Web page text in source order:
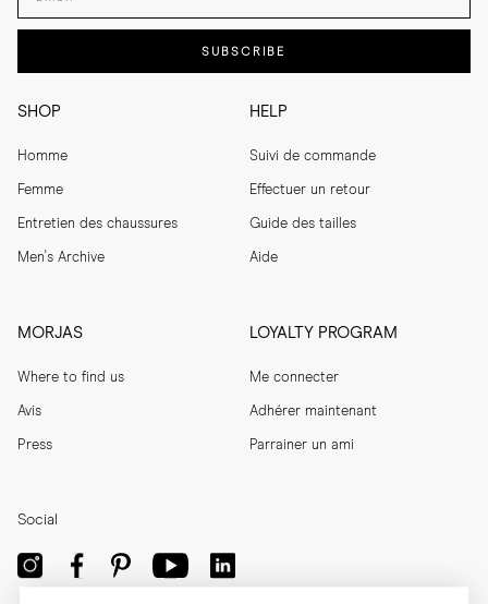
SHOP
Homme
Femme
Entretien des chaussures
Men's Archive
HELP
Suivi de commande
Effectuer un retour
Guide des tailles
Aide
MORJAS
Where to find us
Avis
Press
LOYALTY PROGRAM
Me connecter
Adhérer maintenant
Parrainer un ami
SUBSCRIBE
Social